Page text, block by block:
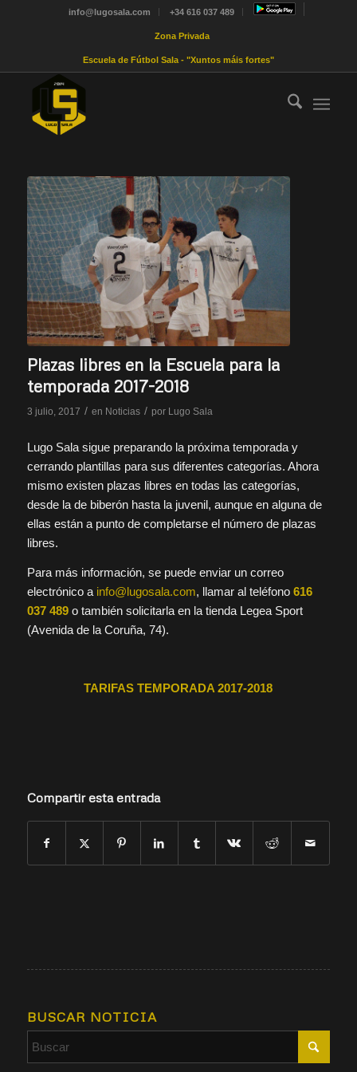
info@lugosala.com +34 616 037 489
Zona Privada
Escuela de Fútbol Sala - "Xuntos máis fortes"
Plazas libres en la Escuela para la
temporada 2017-2018
3 julio, 2017 / en Noticias / por Lugo Sala
Lugo Sala sigue preparando la próxima temporada y
cerrando plantillas para sus diferentes categorías. Ahora
mismo existen plazas libres en todas las categorías,
desde la de biberón hasta la juvenil, aunque en alguna de
ellas están a punto de completarse el número de plazas
libres.
Para más información, se puede enviar un correo
electrónico a info@lugosala.com, llamar al teléfono 616
037 489 o también solicitarla en la tienda Legea Sport
(Avenida de la Coruña, 74).
TARIFAS TEMPORADA 2017-2018
Compartir esta entrada
BUSCAR NOTICIA